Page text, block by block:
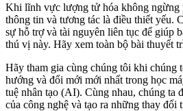
Khi lĩnh vực lượng tử hóa không ngừng
thông tin và tương tác là điều thiết yếu.
sự hỗ trợ và tài nguyên liên tục để giúp
thú vị này. Hãy xem toàn bộ bài thuyết
Hãy tham gia cùng chúng tôi khi chúng
hướng và đổi mới mới nhất trong học
tuệ nhân tạo (AI). Cùng nhau, chúng ta
của công nghệ và tạo ra những thay đổi